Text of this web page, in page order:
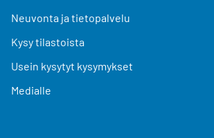
Neuvonta ja tietopalvelu
Kysy tilastoista
Usein kysytyt kysymykset
Medialle